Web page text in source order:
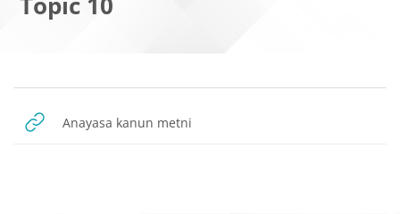
Bloklar
Bölüm anahatları
Anayasa kanun metni